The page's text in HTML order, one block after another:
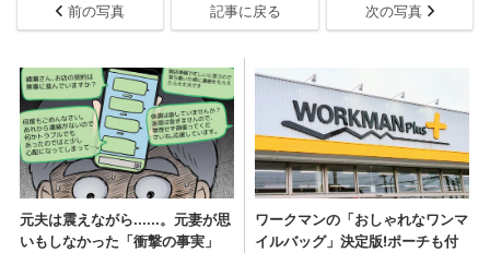
前の写真 記事に戻る 次の写真